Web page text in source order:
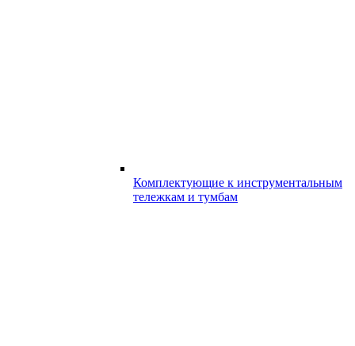
Комплектующие к инструментальным
тележкам и тумбам